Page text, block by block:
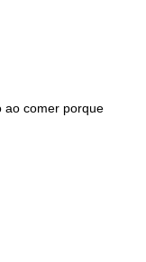
ao comer porque